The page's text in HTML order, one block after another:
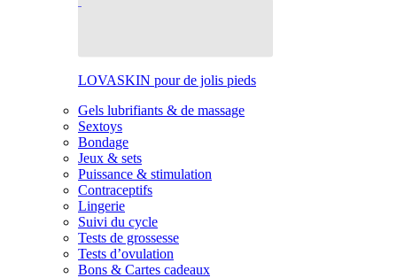
LOVASKIN pour de jolis pieds
Gels lubrifiants & de massage
Sextoys
Bondage
Jeux & sets
Puissance & stimulation
Contraceptifs
Lingerie
Suivi du cycle
Tests de grossesse
Tests d’ovulation
Bons & Cartes cadeaux